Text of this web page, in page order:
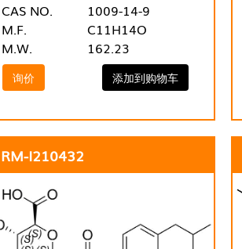
CAS NO.
1009-14-9
M.F.
C11H14O
M.W.
162.23
询价 添加到购物车
RM-I210432